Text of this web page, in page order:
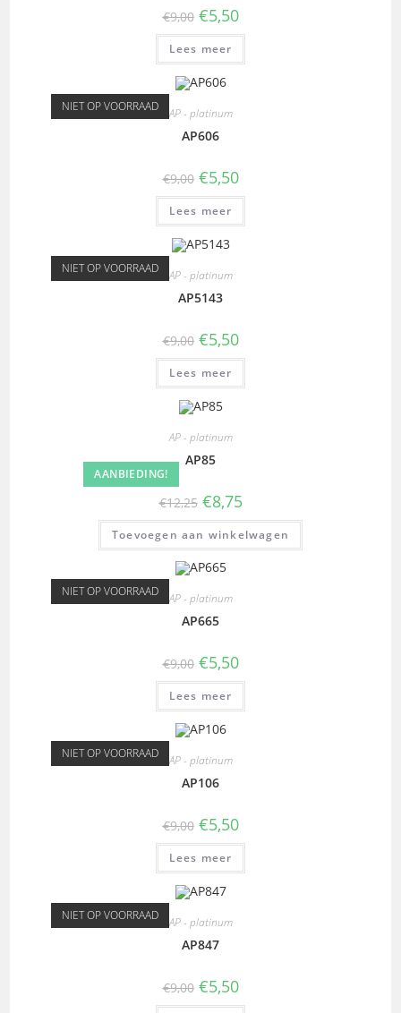
€9,00 €5,50
Lees meer
NIET OP VOORRAAD AP - platinum
AP606
€9,00 €5,50
Lees meer
NIET OP VOORRAAD AP - platinum
AP5143
€9,00 €5,50
Lees meer
AANBIEDING!
AP - platinum
AP85
€12,25 €8,75
Toevoegen aan winkelwagen
NIET OP VOORRAAD AP - platinum
AP665
€9,00 €5,50
Lees meer
NIET OP VOORRAAD AP - platinum
AP106
€9,00 €5,50
Lees meer
NIET OP VOORRAAD AP - platinum
AP847
€9,00 €5,50